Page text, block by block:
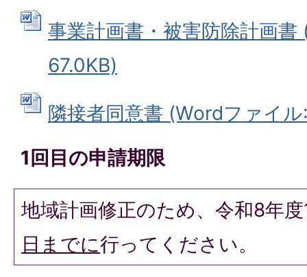
事業計画書・被害防除計画
67.0KB)
隣接者同意書 (Wordファイ
1回目の申請期限
地域計画修正のため、令和8年
日までに行ってください。